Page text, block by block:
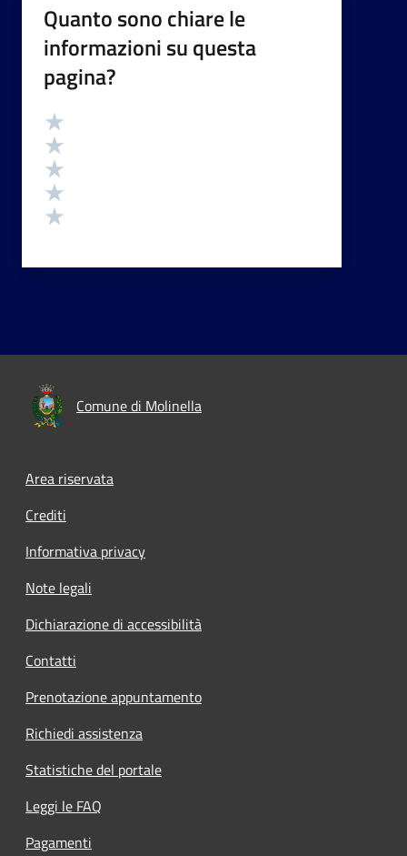
Quanto sono chiare le
informazioni su questa
pagina?
Valutazione
Comune di Molinella
Area riservata
Crediti
Informativa privacy
Note legali
Dichiarazione di accessibilità
Contatti
Prenotazione appuntamento
Richiedi assistenza
Statistiche del portale
Leggi le FAQ
Pagamenti